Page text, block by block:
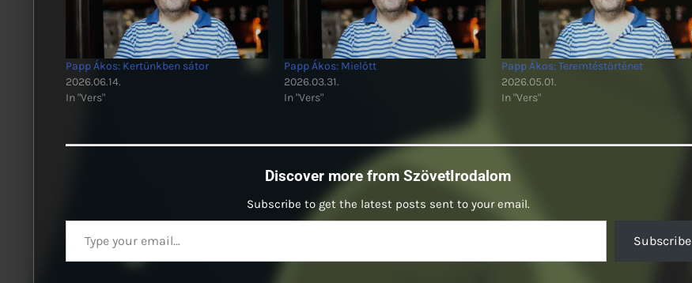
Papp Ákos: Kertünkben sátor
2026.06.14.
In "Vers"
Papp Ákos: Mielőtt
2026.03.31.
In "Vers"
Papp Ákos: Teremtéstörténet
2026.05.01.
In "Vers"
Discover more from SzövetIrodalom
Subscribe to get the latest posts sent to your email.
Type your email…
Subscribe